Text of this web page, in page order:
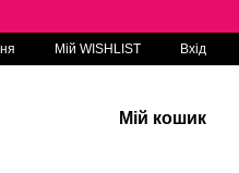
Мій WISHLIST Вхід
Мій кошик